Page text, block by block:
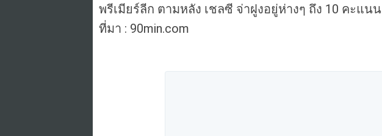
พรีเมียร์ลีก ตามหลัง เชลซี จ่าฝูงอยู่ห่างๆ ถึง 10 คะแนน
ที่มา : 90min.com